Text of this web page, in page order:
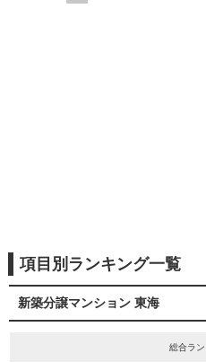
項目別ランキング一覧
新築分譲マンション 東海
総合ラ